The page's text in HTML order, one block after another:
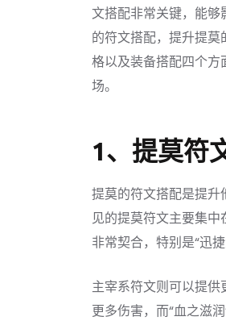
文搭配非常关键，能
的符文搭配，提升提
格以及装备搭配四个
场。
1、提莫符
提莫的符文搭配是提
见的提莫符文主要集
非常契合，特别是“迅
主宰系符文则可以提
更多伤害，而“血之滋